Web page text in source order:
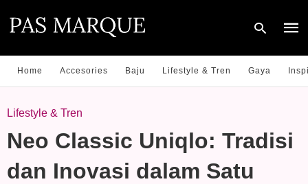
and
Home Accesories Baju Lifestyle & Tren Gaya
Lifestyle & Tren
Neo Classic Uniqlo: Tradisi
dan Inovasi dalam Satu